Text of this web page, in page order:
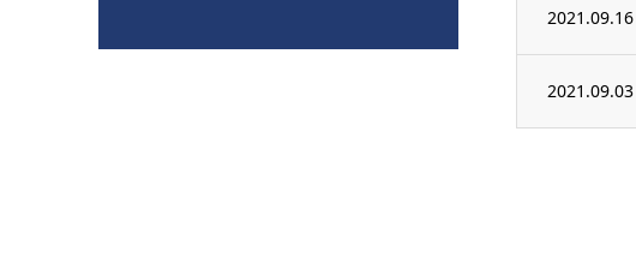
2021.09.16
2021.09.03